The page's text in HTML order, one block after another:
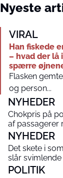
Nyeste
VIRAL
Han fiskede
– hvad der lå
spærre
Flasken
og person...
NYHEDER
Chokpris på
af passagerer
NYHEDER
Det skete i
slår
POLITIK